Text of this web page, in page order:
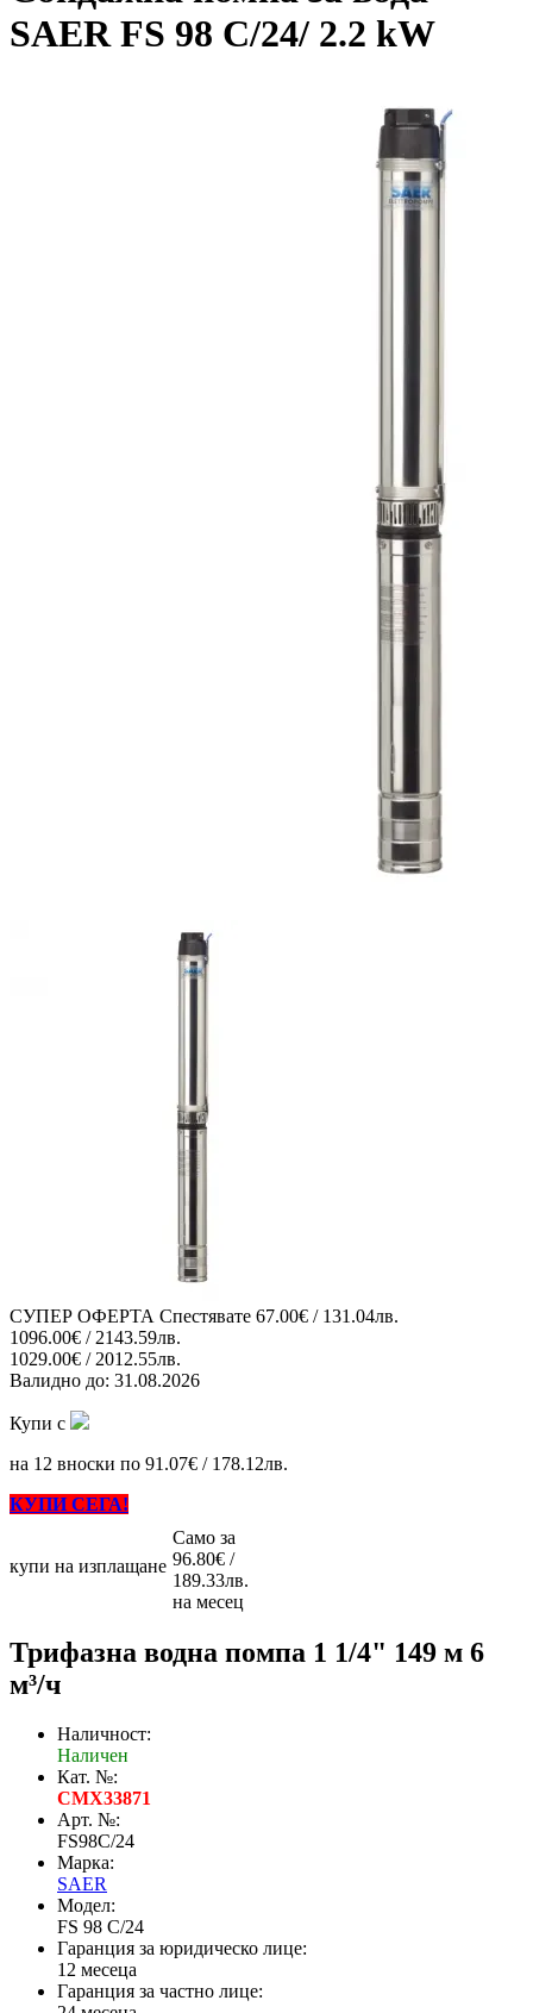
SAER FS 98 C/24/ 2.2 kW
СУПЕР ОФЕРТА Спестявате 67.00€ / 131.04лв.
1096.00€ / 2143.59лв.
1029.00€ / 2012.55лв.
Валидно до: 31.08.2026
Купи с
на 12 вноски по 91.07€ / 178.12лв.
КУПИ СЕГА!
купи на изплащане
Само за
96.80€ /
189.33лв.
на месец
Трифазна водна помпа 1 1/4" 149 м 6
м³/ч
Наличност:
Наличен
Кат. №:
CMX33871
Арт. №:
FS98C/24
Марка:
SAER
Модел:
FS 98 C/24
Гаранция за юридическо лице:
12 месеца
Гаранция за частно лице: